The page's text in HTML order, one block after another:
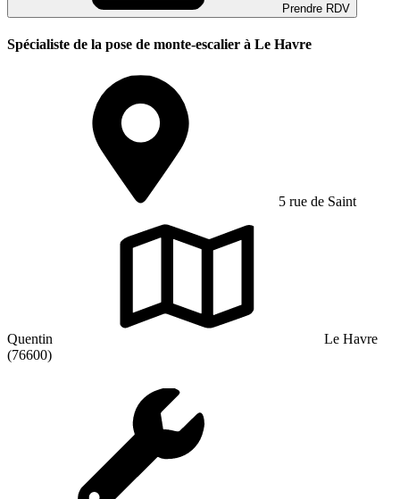
Prendre RDV
Spécialiste de la pose de monte-escalier à Le Havre
5 rue de Saint
Quentin
Le Havre
(76600)